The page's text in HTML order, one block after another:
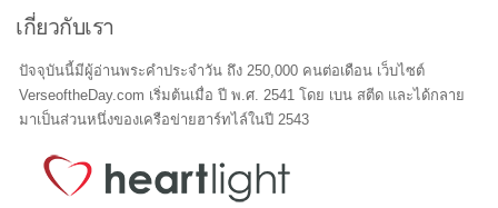
เกี่ยวกับเรา
ปัจจุบันนี้มีผู้อ่านพระคำประจำวัน ถึง 250,000 คนต่อเดือน เว็บไซต์
VerseoftheDay.com เริ่มต้นเมื่อ ปี พ.ศ. 2541 โดย เบน สตีด และได้กลาย
มาเป็นส่วนหนึ่งของเครือข่ายฮาร์ทไล์ในปี 2543